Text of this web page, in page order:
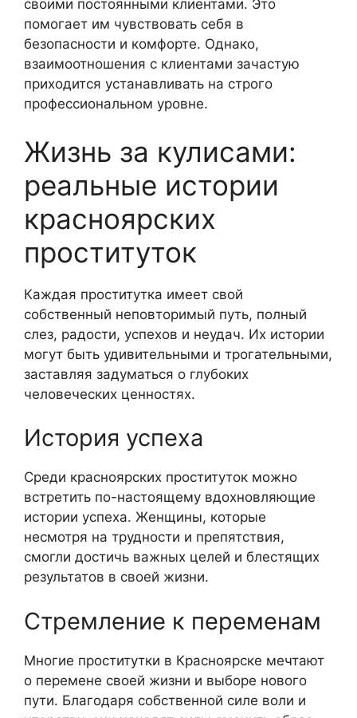
своими постоянными клиентами. Это
помогает им чувствовать себя в
безопасности и комфорте. Однако,
взаимоотношения с клиентами зачастую
приходится устанавливать на строго
профессиональном уровне.
Жизнь за кулисами:
реальные истории
красноярских
проституток
Каждая проститутка имеет свой
собственный неповторимый путь, полный
слез, радости, успехов и неудач. Их истории
могут быть удивительными и трогательными,
заставляя задуматься о глубоких
человеческих ценностях.
История успеха
Среди красноярских проституток можно
встретить по-настоящему вдохновляющие
истории успеха. Женщины, которые
несмотря на трудности и препятствия,
смогли достичь важных целей и блестящих
результатов в своей жизни.
Стремление к переменам
Многие проститутки в Красноярске мечтают
о перемене своей жизни и выборе нового
пути. Благодаря собственной силе воли и